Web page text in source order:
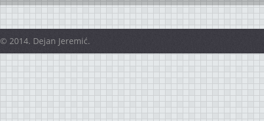
© 2014. Dejan Jeremić.